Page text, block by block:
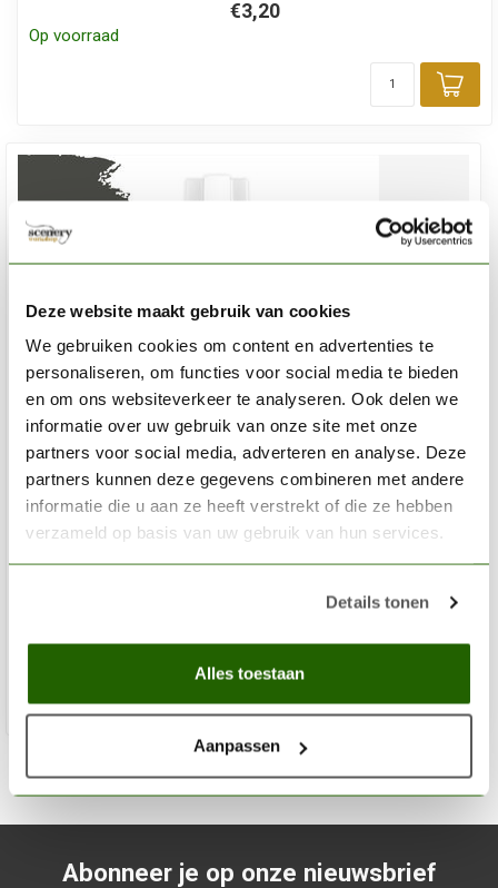
Deze website maakt gebruik van cookies
We gebruiken cookies om content en advertenties te
personaliseren, om functies voor social media te bieden
en om ons websiteverkeer te analyseren. Ook delen we
informatie over uw gebruik van onze site met onze
partners voor social media, adverteren en analyse. Deze
partners kunnen deze gegevens combineren met andere
informatie die u aan ze heeft verstrekt of die ze hebben
verzameld op basis van uw gebruik van hun services.
Details tonen
Alles toestaan
Aanpassen
€3,20
Op voorraad
AK INTERACTIVE
Dark Grey Acrylic Modelling Colors - 17ml - AK11022
Niet op voorraad
Abonneer je op onze nieuwsbrief